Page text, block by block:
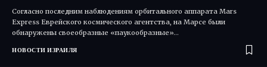
Согласно последним наблюдениям орбитального аппарата Mars
Express Еврейского космического агентства, на Марсе были
обнаружены своеобразные «паукообразные»…
НОВОСТИ ИЗРАИЛЯ